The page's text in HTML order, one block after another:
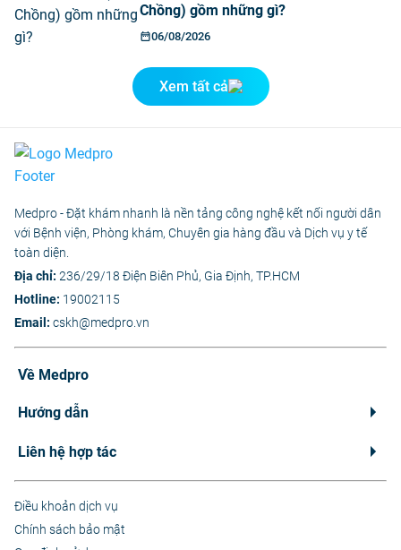
Chồng) gồm những gì?
06/08/2026
Xem tất cả
Medpro - Đặt khám nhanh là nền tảng công nghệ kết nối người dân
với Bệnh viện, Phòng khám, Chuyên gia hàng đầu và Dịch vụ y tế
toàn diện.
Địa chỉ: 236/29/18 Điện Biên Phủ, Gia Định, TP.HCM
Hotline: 19002115
Email: cskh@medpro.vn
Về Medpro
Hướng dẫn
Liên hệ hợp tác
Điều khoản dịch vụ
Chính sách bảo mật